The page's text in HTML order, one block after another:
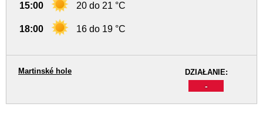
15:00 20 do 21 °C
18:00 16 do 19 °C
DZIAŁANIE:
-
Martinské hole